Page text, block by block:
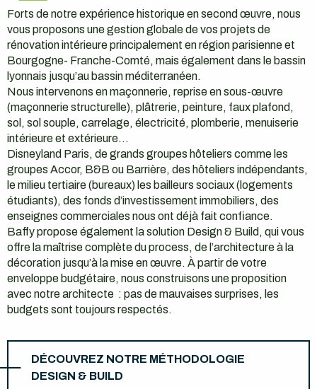
Forts de notre expérience historique en second œuvre, nous
vous proposons une gestion globale de vos projets de
rénovation intérieure principalement en région parisienne et
Bourgogne- Franche-Comté, mais également dans le bassin
lyonnais jusqu’au bassin méditerranéen.
Nous intervenons en maçonnerie, reprise en sous-œuvre
(maçonnerie structurelle), plâtrerie, peinture, faux plafond,
sol, sol souple, carrelage, électricité, plomberie, menuiserie
intérieure et extérieure…
Disneyland Paris, de grands groupes hôteliers comme les
groupes Accor, B&B ou Barrière, des hôteliers indépendants,
le milieu tertiaire (bureaux) les bailleurs sociaux (logements
étudiants), des fonds d’investissement immobiliers, des
enseignes commerciales nous ont déjà fait confiance.
Baffy propose également la solution Design & Build, qui vous
offre la maîtrise complète du process, de l’architecture à la
décoration jusqu’à la mise en œuvre. À partir de votre
enveloppe budgétaire, nous construisons une proposition
avec notre architecte : pas de mauvaises surprises, les
budgets sont toujours respectés.
DÉCOUVREZ NOTRE MÉTHODOLOGIE
DESIGN & BUILD